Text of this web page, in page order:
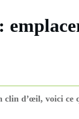
clin d’œil, voici ce